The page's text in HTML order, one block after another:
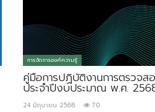
การจัดการองค์ความรู้
คู่มือการปฏิบัติงานการตรวจส
ประจำปีงบประมาณ พ.ศ.
24 มิถุนายน 2568
70